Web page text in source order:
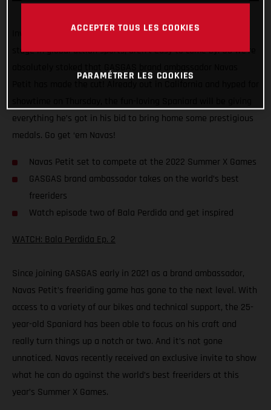
Invitations to compete at the X Games, arguably the biggest
stage in global action sports, aren’t easy to come by. So we’re
absolutely stoked that GASGAS brand ambassador Navas
everything he’s got in his bid to bring home some prestigious
medals. Go get ‘em Navas!
Navas Petit set to compete at the 2022 Summer X Games
GASGAS brand ambassador takes on the world’s best
freeriders
Watch episode two of Bala Perdida and get inspired
WATCH: Bala Perdida Ep. 2
Since joining GASGAS early in 2021 as a brand ambassador,
Navas Petit’s freeriding game has gone to the next level. With
access to a variety of our bikes and technical support, the 25-
year-old Spaniard has been able to focus on his craft and
really turn things up a notch or two. And it’s not gone
unnoticed. Navas recently received an exclusive invite to show
what he can do against the world’s best freeriders at this
year’s Summer X Games.
ACCEPTER TOUS LES COOKIES
PARAMÉTRER LES COOKIES